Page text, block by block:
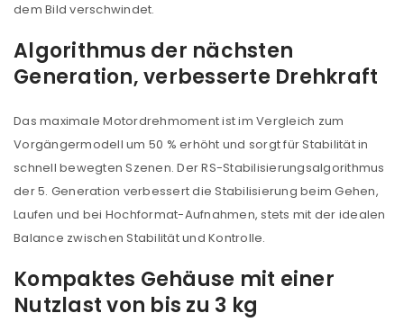
dem Bild verschwindet.
Algorithmus der nächsten
Generation, verbesserte Drehkraft
Das maximale Motordrehmoment ist im Vergleich zum
Vorgängermodell um 50 % erhöht und sorgt für Stabilität in
schnell bewegten Szenen. Der RS-Stabilisierungsalgorithmus
der 5. Generation verbessert die Stabilisierung beim Gehen,
Laufen und bei Hochformat-Aufnahmen, stets mit der idealen
Balance zwischen Stabilität und Kontrolle.
Kompaktes Gehäuse mit einer
Nutzlast von bis zu 3 kg